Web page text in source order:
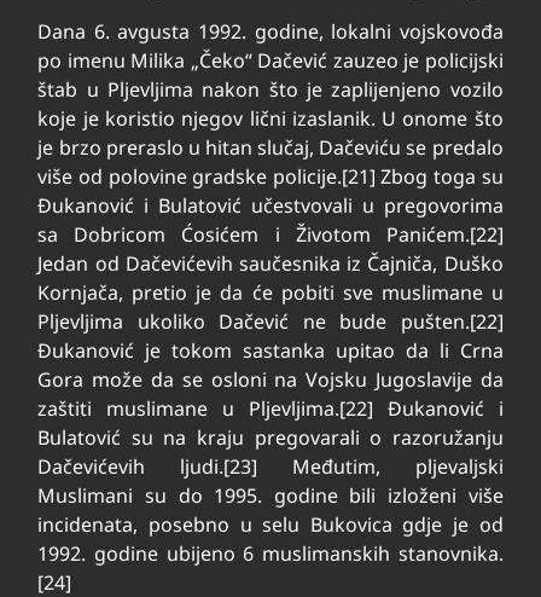
Dana 6. avgusta 1992. godine, lokalni vojskovođa
po imenu Milika „Čeko“ Dačević zauzeo je policijski
štab u Pljevljima nakon što je zaplijenjeno vozilo
koje je koristio njegov lični izaslanik. U onome što
je brzo preraslo u hitan slučaj, Dačeviću se predalo
više od polovine gradske policije.[21] Zbog toga su
Đukanović i Bulatović učestvovali u pregovorima
sa Dobricom Ćosićem i Životom Panićem.[22]
Jedan od Dačevićevih saučesnika iz Čajniča, Duško
Kornjača, pretio je da će pobiti sve muslimane u
Pljevljima ukoliko Dačević ne bude pušten.[22]
Đukanović je tokom sastanka upitao da li Crna
Gora može da se osloni na Vojsku Jugoslavije da
zaštiti muslimane u Pljevljima.[22] Đukanović i
Bulatović su na kraju pregovarali o razoružanju
Dačevićevih ljudi.[23] Međutim, pljevaljski
Muslimani su do 1995. godine bili izloženi više
incidenata, posebno u selu Bukovica gdje je od
1992. godine ubijeno 6 muslimanskih stanovnika.
[24]